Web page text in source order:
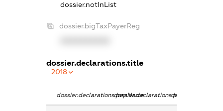
dossier.notInList
dossier.bigTaxPayerReg
dossier.declarations.title
2018
dossier.declarations.pepNamedossier.declarations.personName